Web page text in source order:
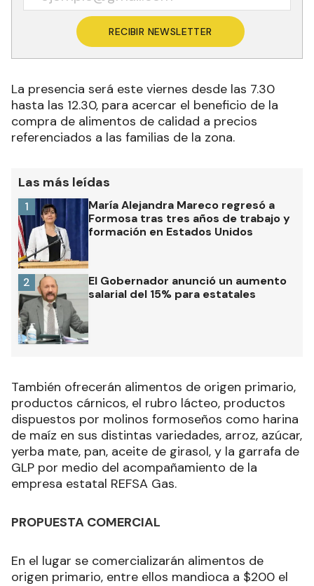
RECIBIR NEWSLETTER
La presencia será este viernes desde las 7.30
hasta las 12.30, para acercar el beneficio de la
compra de alimentos de calidad a precios
referenciados a las familias de la zona.
Las más leídas
María Alejandra Mareco regresó a
Formosa tras tres años de trabajo y
formación en Estados Unidos
1
El Gobernador anunció un aumento
salarial del 15% para estatales
2
También ofrecerán alimentos de origen primario,
productos cárnicos, el rubro lácteo, productos
dispuestos por molinos formoseños como harina
de maíz en sus distintas variedades, arroz, azúcar,
yerba mate, pan, aceite de girasol, y la garrafa de
GLP por medio del acompañamiento de la
empresa estatal REFSA Gas.
PROPUESTA COMERCIAL
En el lugar se comercializarán alimentos de
origen primario, entre ellos mandioca a $200 el